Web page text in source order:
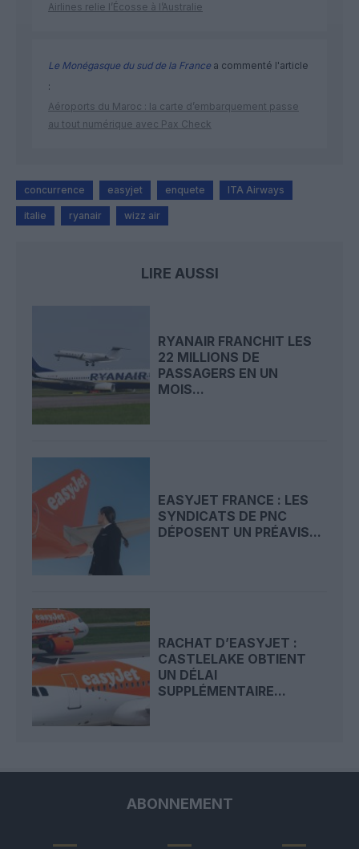
Airlines relie l’Écosse à l’Australie
Le Monégasque du sud de la Francea commenté l'article
:
Aéroports du Maroc : la carte d’embarquement passe
au tout numérique avec Pax Check
concurrence easyjet enquete ITA Airways
italie ryanair wizz air
LIRE AUSSI
RYANAIR FRANCHIT LES
22 MILLIONS DE
PASSAGERS EN UN
MOIS...
EASYJET FRANCE : LES
SYNDICATS DE PNC
DÉPOSENT UN PRÉAVIS...
RACHAT D’EASYJET :
CASTLELAKE OBTIENT
UN DÉLAI
SUPPLÉMENTAIRE...
ABONNEMENT